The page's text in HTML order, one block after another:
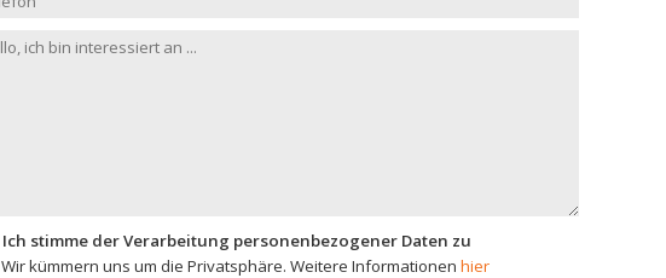
Ich stimme der Verarbeitung personenbezogener Daten zu
Wir kümmern uns um die Privatsphäre. Weitere Informationen hier